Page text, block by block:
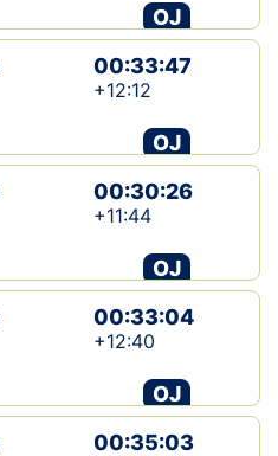
OJ
00:33:47
+12:12
OJ
00:30:26
+11:44
OJ
00:33:04
+12:40
OJ
00:35:03